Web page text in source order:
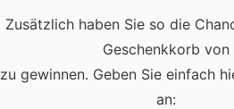
Zusätzlich haben Sie so die
Geschenkkorb von
zu gewinnen. Geben Sie einfach
an: